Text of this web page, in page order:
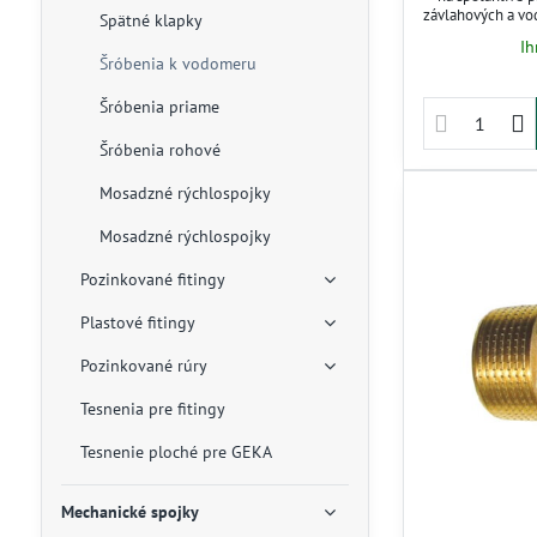
závlahových a
do 16 bar.
demontáž bez
Spätné klapky
Šróbenia k vodomeru
Šróbenia priame
Šróbenia rohové
Mosadzné rýchlospojky
Mosadzné rýchlospojky
Pozinkované fitingy
Plastové fitingy
Pozinkované rúry
Tesnenia pre fitingy
Tesnenie ploché pre GEKA
Mechanické spojky